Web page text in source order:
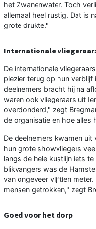
het Zwanenwater. Toch
allemaal heel rustig. Dat is
grote drukte."
Internationale
De internationale
plezier terug op hun verblijf
deelnemers bracht hij na
waren ook vliegeraars uit
overdonderd," zegt
de organisatie en hoe alles
De deelnemers kwamen
hun grote showvliegers
langs de hele kustlijn iets
blikvangers was de
van ongeveer vijftien
mensen getrokken," zegt
Goed voor het dorp